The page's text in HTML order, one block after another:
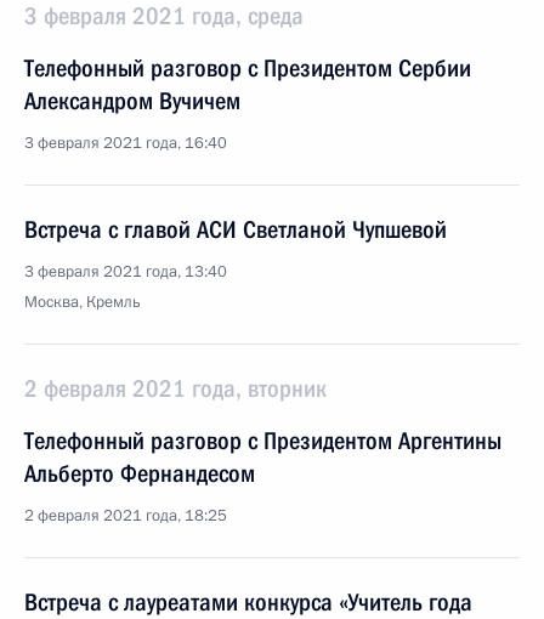
3 февраля 2021 года, среда
Телефонный разговор с Президентом Сербии
Александром Вучичем
3 февраля 2021 года, 16:40
Встреча с главой АСИ Светланой Чупшевой
3 февраля 2021 года, 13:40
Москва, Кремль
2 февраля 2021 года, вторник
Телефонный разговор с Президентом Аргентины
Альберто Фернандесом
2 февраля 2021 года, 18:25
Встреча с лауреатами конкурса «Учитель года